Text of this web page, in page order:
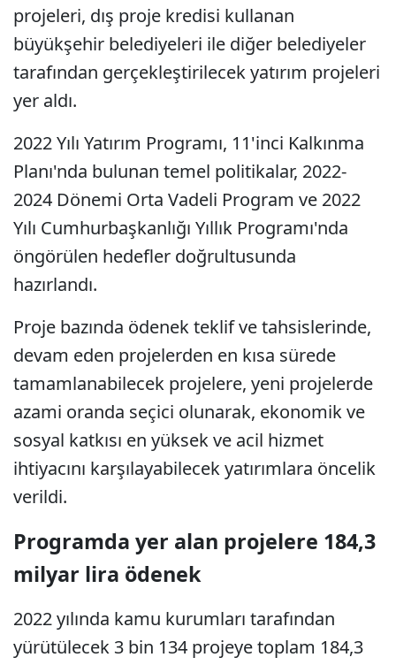
projeleri, dış proje kredisi kullanan
büyükşehir belediyeleri ile diğer belediyeler
tarafından gerçekleştirilecek yatırım projeleri
yer aldı.
2022 Yılı Yatırım Programı, 11'inci Kalkınma
Planı'nda bulunan temel politikalar, 2022-
2024 Dönemi Orta Vadeli Program ve 2022
Yılı Cumhurbaşkanlığı Yıllık Programı'nda
öngörülen hedefler doğrultusunda
hazırlandı.
Proje bazında ödenek teklif ve tahsislerinde,
devam eden projelerden en kısa sürede
tamamlanabilecek projelere, yeni projelerde
azami oranda seçici olunarak, ekonomik ve
sosyal katkısı en yüksek ve acil hizmet
ihtiyacını karşılayabilecek yatırımlara öncelik
verildi.
Programda yer alan projelere 184,3
milyar lira ödenek
2022 yılında kamu kurumları tarafından
yürütülecek 3 bin 134 projeye toplam 184,3